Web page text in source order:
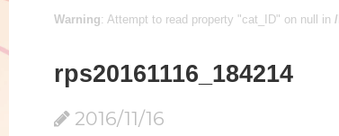
Warning: Attempt to read property "cat_ID" on null in
rps20161116_184214
2016/11/16